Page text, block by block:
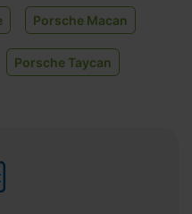
Porsche Macan
Porsche Taycan